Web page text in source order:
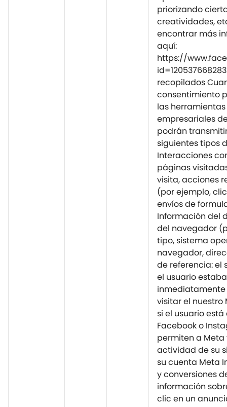
priorizando
creatividades,
encontrar más
aquí:
https://
recopilados
consentimiento
las herramientas
empresariales
podrán
siguientes tipos
Interacciones
páginas
visita, acciones
(por ejemplo,
envíos de
Información del
del navegador
tipo, sistema
navegador,
de referencia: el
el usuario
visitar el nuestro
si el usuario
Facebook o
permiten a
actividad de su
su cuenta Meta
y conversiones
información
clic en un